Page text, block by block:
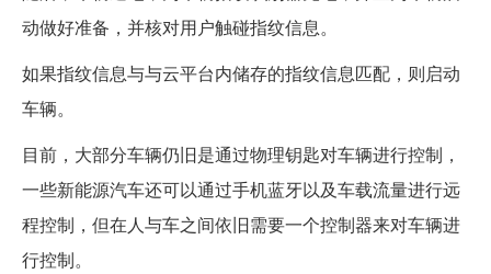
动做好准备，并核对用户触碰指纹信息。
如果指纹信息与与云平台内储存的指纹信息匹配，则启动
车辆。
目前，大部分车辆仍旧是通过物理钥匙对车辆进行控制，
一些新能源汽车还可以通过手机蓝牙以及车载流量进行远
程控制，但在人与车之间依旧需要一个控制器来对车辆进
行控制。